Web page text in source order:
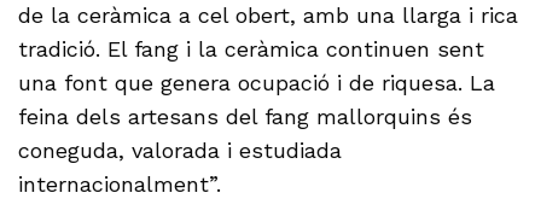
de la ceràmica a cel obert, amb una llarga i rica
tradició. El fang i la ceràmica continuen sent
una font que genera ocupació i de riquesa. La
feina dels artesans del fang mallorquins és
coneguda, valorada i estudiada
internacionalment”.